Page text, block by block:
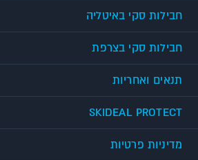
חבילות סקי באיטליה
חבילות סקי בצרפת
תנאים ואחריות
SKIDEAL PROTECT
מדיניות פרטיות